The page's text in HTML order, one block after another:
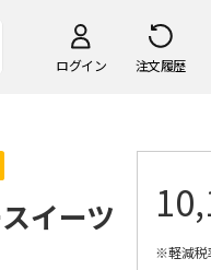
ログイン 注文履歴
イーツ
※軽減税